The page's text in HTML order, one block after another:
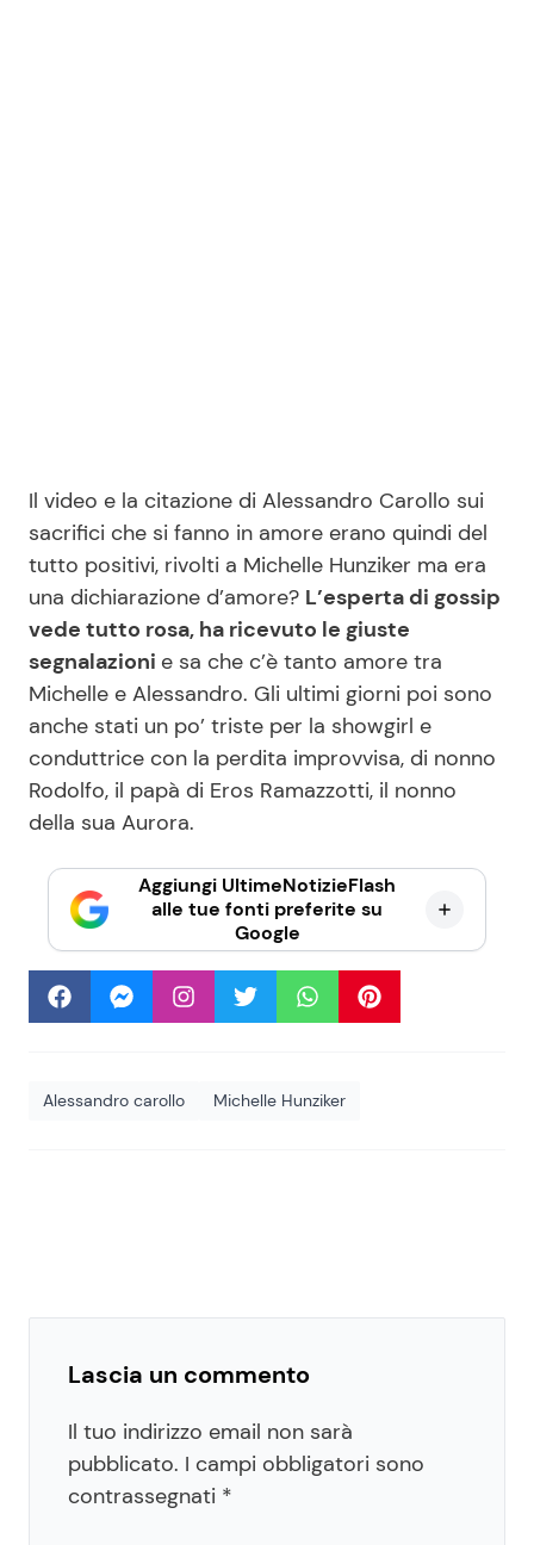
Il video e la citazione di Alessandro Carollo sui
sacrifici che si fanno in amore erano quindi del
tutto positivi, rivolti a Michelle Hunziker ma era
una dichiarazione d’amore? L’esperta di gossip
vede tutto rosa, ha ricevuto le giuste
segnalazioni e sa che c’è tanto amore tra
Michelle e Alessandro. Gli ultimi giorni poi sono
anche stati un po’ triste per la showgirl e
conduttrice con la perdita improvvisa, di nonno
Rodolfo, il papà di Eros Ramazzotti, il nonno
della sua Aurora.
Aggiungi UltimeNotizieFlash
alle tue fonti preferite su
Google
Alessandro carollo Michelle Hunziker
Lascia un commento
Il tuo indirizzo email non sarà
pubblicato. I campi obbligatori sono
contrassegnati *